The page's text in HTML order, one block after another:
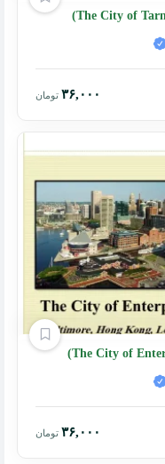
۳۶,۰۰۰ تومان
۳۶,۰۰۰ تومان